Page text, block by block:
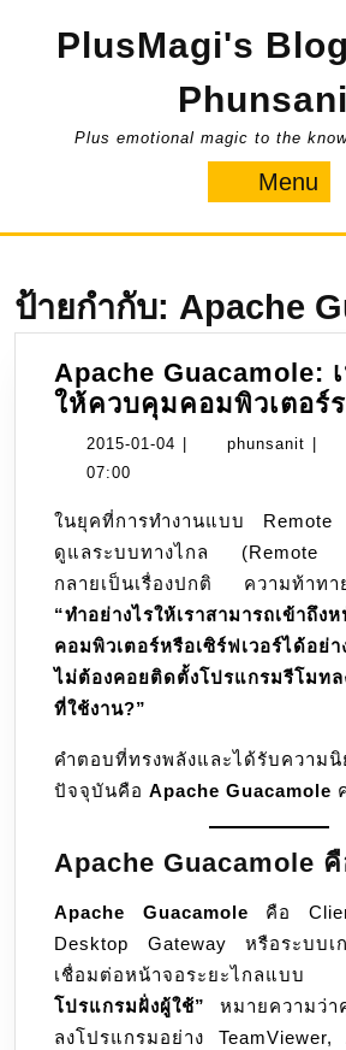
PlusMagi's
Plus emotional magic to the
Menu
ป้ายกำกับ: Apache
Apache Guacamole:
ให้ควบคุมคอมพิวเตอร์
2015-01-04 2015- phunsanit
07:00
ในยุคที่การทำงานแบบ Remote Work และการ
ดูแลระบบทางไกล (Remote
กลายเป็นเรื่องปกติ ความท้าทา
“ทำอย่างไรให้เราสามารถเข้าถึง
คอมพิวเตอร์หรือเซิร์ฟเวอร์ได้อ
ไม่ต้องคอยติดตั้งโปรแกรมรีโมท
ที่ใช้งาน?”
คำตอบที่ทรงพลังและได้รับความนิ
ปัจจุบันคือ Apache Guacamole
Apache Guacamole คื
Apache Guacamole คือ
Desktop Gateway หรือระบบเก
เชื่อมต่อหน้าจอระยะไกลแบบ
โปรแกรมฝั่งผู้ใช้”
หมายความว่า
ลงโปรแกรมอย่าง